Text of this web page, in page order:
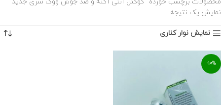
نمایش یک نتیجه
نمایش نوار کناری
-10%